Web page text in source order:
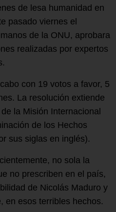
de lesa humanidad en
pasado viernes el
de la ONU, aprobara
realizadas por expertos
con 19 votos a favor, 5
La resolución extiende
la Misión Internacional
de los Hechos
sus siglas en inglés).
no sola la
no prescriben en el país,
de Nicolás Maduro y
en esos terribles hechos.